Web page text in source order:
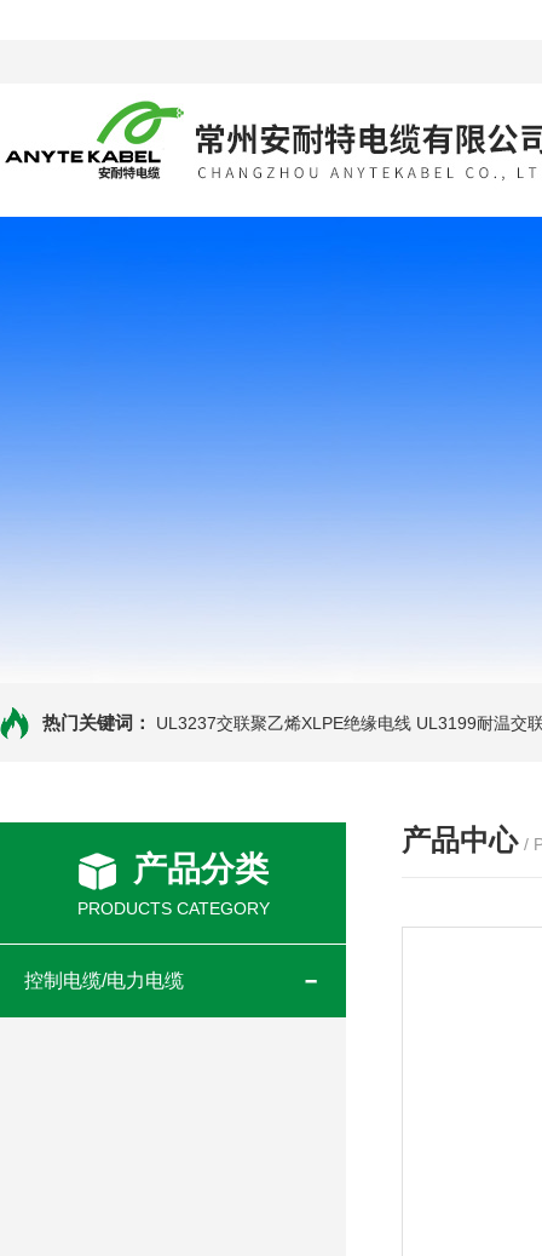
热门关键词： UL3237交联聚乙烯XLPE绝缘电线 UL3199耐温交
产品分类
PRODUCTS CATEGORY
控制电缆/电力电缆
产品中心 /